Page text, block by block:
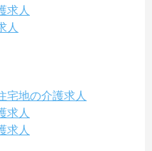
求人
人
宅地の介護求人
求人
求人